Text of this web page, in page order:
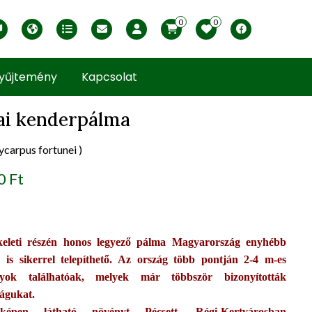
version
Télállósági zónák
Nyomtatható ABC árjegyzék
Profilom
0 0
Facebook
Kapcsolat
view
kenderpálma
fortunei )
Ft
részén honos legyező pálma Magyarország enyhébb
is sikerrel telepíthető. Az ország több pontján 2-4 m-es
találhatóak, melyek már többször bizonyították